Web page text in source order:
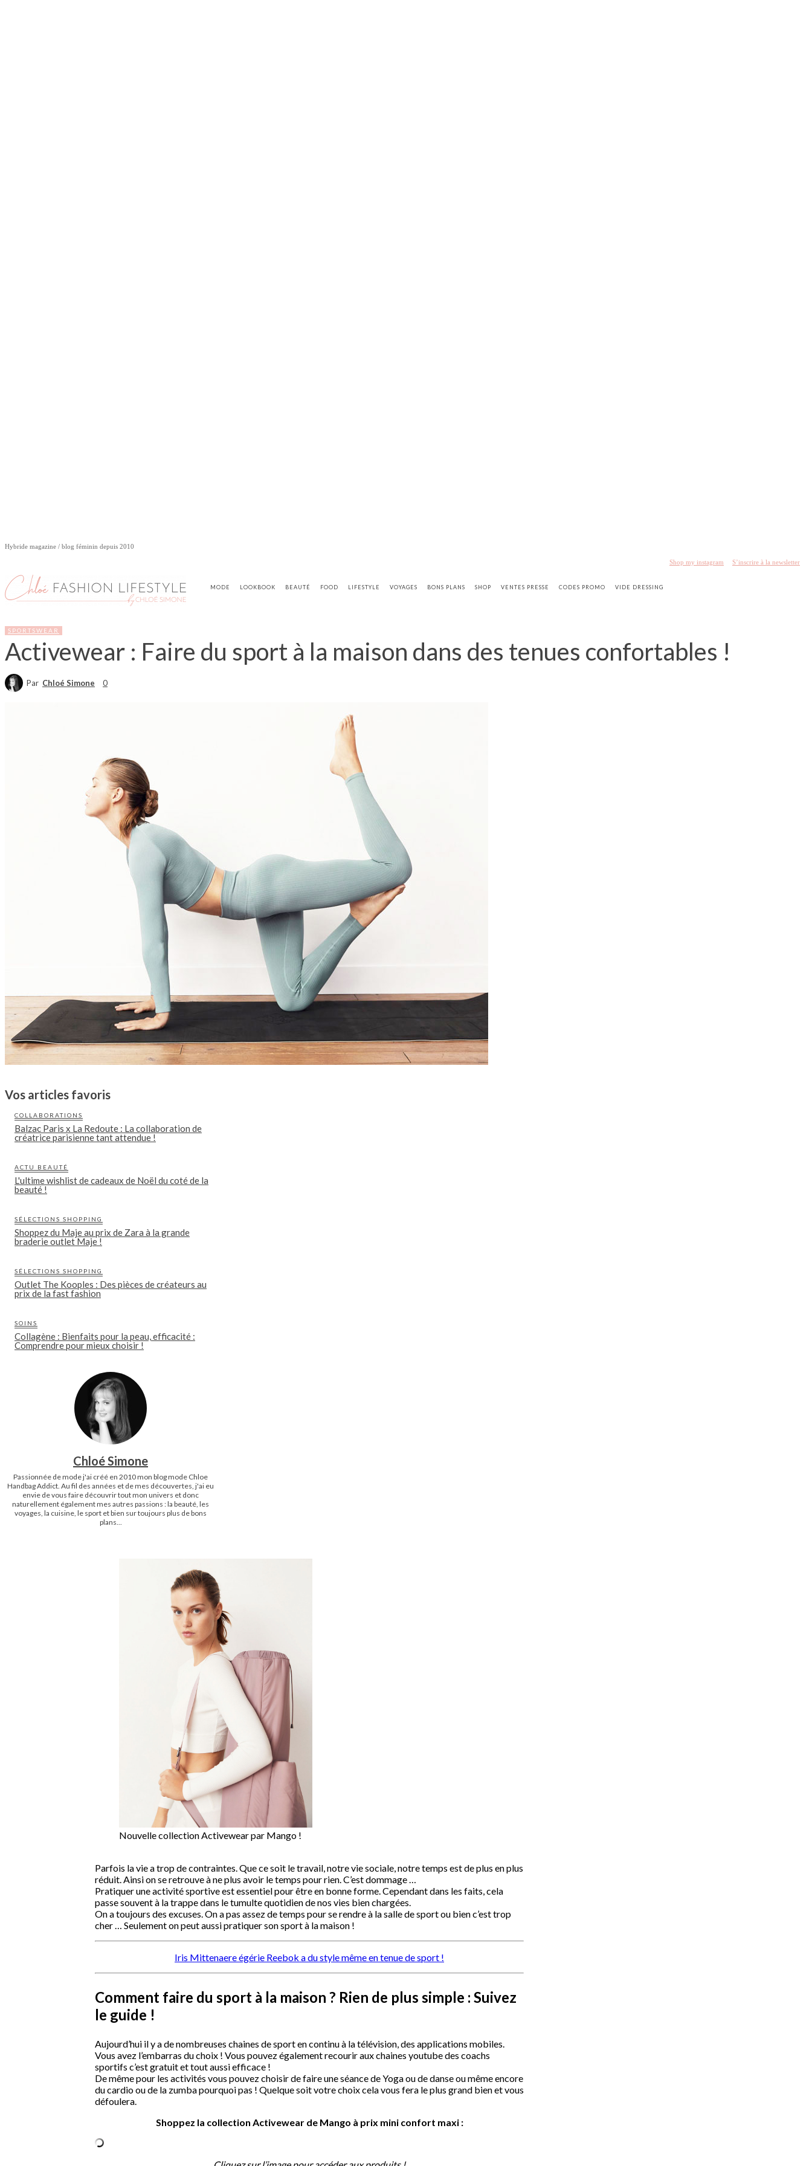
Hybride magazine / blog féminin depuis 2010
Shop my instagram S’inscrire à la newsletter
MODE LOOKBOOK BEAUTÉ FOOD LIFESTYLE VOYAGES BONS PLANS SHOP VENTES PRESSE CODES PROMO VIDE DRESSING
SPORTSWEAR
Activewear : Faire du sport à la maison dans des tenues confortables !
Par Chloé Simone 0
Vos articles favoris
COLLABORATIONS
Balzac Paris x La Redoute : La collaboration de
créatrice parisienne tant attendue !
ACTU BEAUTÉ
L'ultime wishlist de cadeaux de Noël du coté de la
beauté !
SÉLECTIONS SHOPPING
Shoppez du Maje au prix de Zara à la grande
braderie outlet Maje !
SÉLECTIONS SHOPPING
Outlet The Kooples : Des pièces de créateurs au
prix de la fast fashion
SOINS
Collagène : Bienfaits pour la peau, efficacité :
Comprendre pour mieux choisir !
Chloé Simone
Passionnée de mode j'ai créé en 2010 mon blog mode Chloe
Handbag Addict. Au fil des années et de mes découvertes, j'ai eu
envie de vous faire découvrir tout mon univers et donc
naturellement également mes autres passions : la beauté, les
voyages, la cuisine, le sport et bien sur toujours plus de bons
plans...
Nouvelle collection Activewear par Mango !
Parfois la vie a trop de contraintes. Que ce soit le travail, notre vie sociale, notre temps est de plus en plus
réduit. Ainsi on se retrouve à ne plus avoir le temps pour rien. C’est dommage …
Pratiquer une activité sportive est essentiel pour être en bonne forme. Cependant dans les faits, cela
passe souvent à la trappe dans le tumulte quotidien de nos vies bien chargées.
On a toujours des excuses. On a pas assez de temps pour se rendre à la salle de sport ou bien c’est trop
cher … Seulement on peut aussi pratiquer son sport à la maison !
Iris Mittenaere égérie Reebok a du style même en tenue de sport !
Comment faire du sport à la maison ? Rien de plus simple : Suivez
le guide !
Aujourd’hui il y a de nombreuses chaines de sport en continu à la télévision, des applications mobiles.
Vous avez l’embarras du choix ! Vous pouvez également recourir aux chaines youtube des coachs
sportifs c’est gratuit et tout aussi efficace !
De même pour les activités vous pouvez choisir de faire une séance de Yoga ou de danse ou même encore
du cardio ou de la zumba pourquoi pas ! Quelque soit votre choix cela vous fera le plus grand bien et vous
défoulera.
Shoppez la collection Activewear de Mango à prix mini confort maxi :